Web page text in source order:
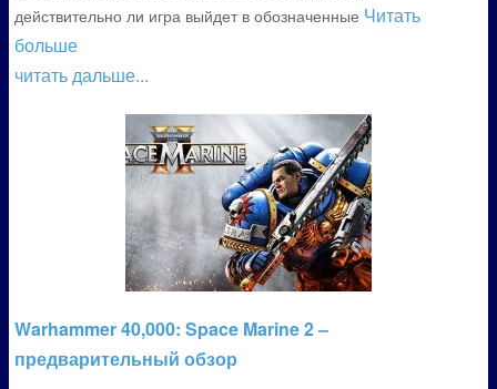
действительно ли игра выйдет в обозначенные Читать
больше
читать дальше...
Warhammer 40,000: Space Marine 2 –
предварительный обзор